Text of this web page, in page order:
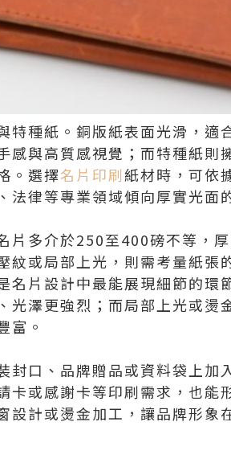
特種紙。銅版紙表面光滑，適
感與高質感視覺；而特種紙則
。選擇名片印刷紙材時，可依
律等專業領域傾向厚實光面
片多介於250至400磅不等，
紋或局部上光，則需考量紙張
片設計中最能展現細節的環
光澤更強烈；而局部上光或燙
富。
封口、品牌贈品或資料袋上加
或感謝卡等印刷需求，也能
設計或燙金加工，讓品牌形象